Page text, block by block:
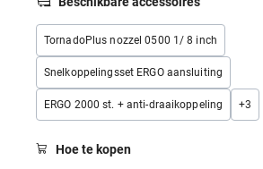
TornadoPlus nozzel 0500 1/ 8 inch
Snelkoppelingsset ERGO aansluiting
ERGO 2000 st. + anti-draaikoppeling +3
Hoe te kopen